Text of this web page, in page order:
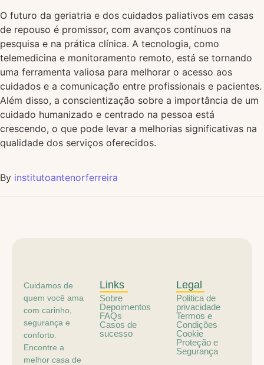
O futuro da geriatria e dos cuidados paliativos em casas
de repouso é promissor, com avanços contínuos na
pesquisa e na prática clínica. A tecnologia, como
telemedicina e monitoramento remoto, está se tornando
uma ferramenta valiosa para melhorar o acesso aos
cuidados e a comunicação entre profissionais e pacientes.
Além disso, a conscientização sobre a importância de um
cuidado humanizado e centrado na pessoa está
crescendo, o que pode levar a melhorias significativas na
qualidade dos serviços oferecidos.
By institutoantenorferreira
Cuidamos de
quem você ama
com carinho,
segurança e
conforto.
Encontre a
melhor casa de
Links
Sobre
Depoimentos
FAQs
Casos de
sucesso
Legal
Politica de
privacidade
Termos e
Condições
Cookie
Proteção e
Segurança